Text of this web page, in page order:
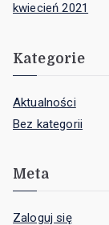
kwiecień 2021
Kategorie
Aktualności
Bez kategorii
Meta
Zaloguj się